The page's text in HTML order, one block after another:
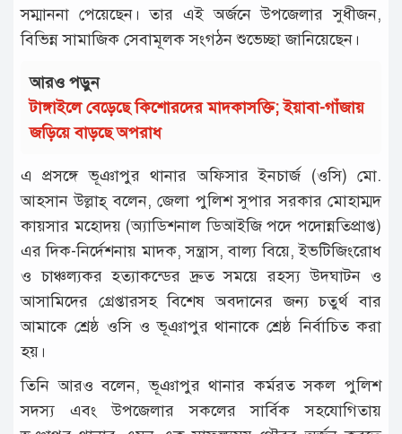
সম্মাননা পেয়েছেন। তার এই অর্জনে উপজেলার সুধীজন,
বিভিন্ন সামাজিক সেবামূলক সংগঠন শুভেচ্ছা জানিয়েছেন।
আরও পড়ুন
টাঙ্গাইলে বেড়েছে কিশোরদের মাদকাসক্তি; ইয়াবা-গাঁজায়
জড়িয়ে বাড়ছে অপরাধ
এ প্রসঙ্গে ভূঞাপুর থানার অফিসার ইনচার্জ (ওসি) মো.
আহসান উল্লাহ্ বলেন, জেলা পুলিশ সুপার সরকার মোহাম্মদ
কায়সার মহোদয় (অ্যাডিশনাল ডিআইজি পদে পদোন্নতিপ্রাপ্ত)
এর দিক-নির্দেশনায় মাদক, সন্ত্রাস, বাল্য বিয়ে, ইভটিজিংরোধ
ও চাঞ্চল্যকর হত্যাকন্ডের দ্রুত সময়ে রহস্য উদঘাটন ও
আসামিদের গ্রেপ্তারসহ বিশেষ অবদানের জন্য চতুর্থ বার
আমাকে শ্রেষ্ঠ ওসি ও ভূঞাপুর থানাকে শ্রেষ্ঠ নির্বাচিত করা
হয়।
তিনি আরও বলেন, ভূঞাপুর থানার কর্মরত সকল পুলিশ
সদস্য এবং উপজেলার সকলের সার্বিক সহযোগিতায়